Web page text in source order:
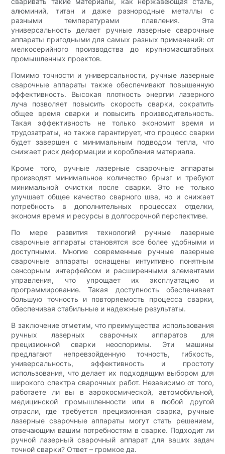
алюминий, титан и даже разнородные металлы с
разными температурами плавления. Эта
универсальность делает ручные лазерные сварочные
аппараты пригодными для самых разных применений: от
мелкосерийного производства до крупномасштабных
промышленных проектов.
Помимо точности и универсальности, ручные лазерные
сварочные аппараты также обеспечивают повышенную
эффективность. Высокая плотность энергии лазерного
луча позволяет повысить скорость сварки, сократить
общее время сварки и повысить производительность.
Такая эффективность не только экономит время и
трудозатраты, но также гарантирует, что процесс сварки
будет завершен с минимальным подводом тепла, что
снижает риск деформации и коробления материала.
Кроме того, ручные лазерные сварочные аппараты
производят минимальное количество брызг и требуют
минимальной очистки после сварки. Это не только
улучшает общее качество сварного шва, но и снижает
потребность в дополнительных процессах отделки,
экономя время и ресурсы в долгосрочной перспективе.
По мере развития технологий ручные лазерные
сварочные аппараты становятся все более удобными и
доступными. Многие современные ручные лазерные
сварочные аппараты оснащены интуитивно понятным
сенсорным интерфейсом и расширенными элементами
управления, что упрощает их эксплуатацию и
программирование. Такая доступность обеспечивает
большую точность и повторяемость процесса сварки,
обеспечивая стабильные и надежные результаты.
В заключение отметим, что преимущества использования
ручных лазерных сварочных аппаратов для
прецизионной сварки неоспоримы. Эти машины
предлагают непревзойденную точность, гибкость,
универсальность, эффективность и простоту
использования, что делает их подходящим выбором для
широкого спектра сварочных работ. Независимо от того,
работаете ли вы в аэрокосмической, автомобильной,
медицинской промышленности или в любой другой
отрасли, где требуется прецизионная сварка, ручные
лазерные сварочные аппараты могут стать решением,
отвечающим вашим потребностям в сварке. Подходит ли
ручной лазерный сварочный аппарат для ваших задач
точной сварки? Ответ – громкое да.